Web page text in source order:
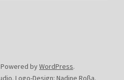
Powered byWordPress.
. Logo-Design: Nadine Roßa.